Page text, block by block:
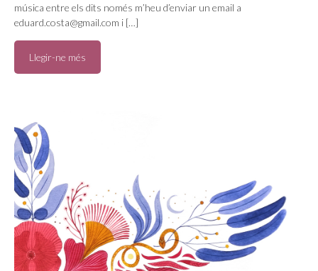
música entre els dits només m’heu d’enviar un email a
eduard.costa@gmail.com i […]
Llegir-ne més